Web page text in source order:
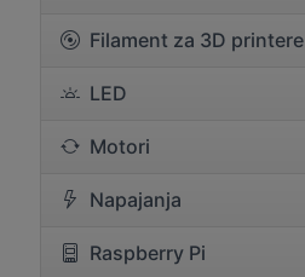
Filament za 3D printere
LED
Motori
Napajanja
Raspberry Pi